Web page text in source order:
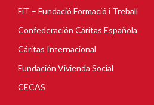
FiT – Fundació Formació i Treball
Confederación Cáritas Española
Cáritas Internacional
Fundación Vivienda Social
CECAS